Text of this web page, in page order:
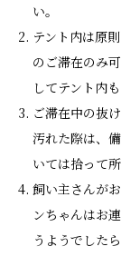
い。
テント内は原
のご滞在のみ
してテント内
ご滞在中の抜
汚れた際は、
いては拾って
飼い主さんが
ンちゃんはお
うようでした